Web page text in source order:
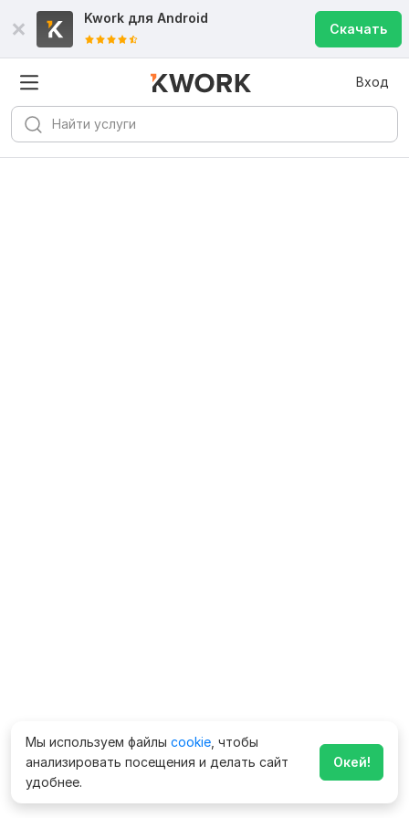
Kwork для Android
Скачать
Вход
Мы используем файлы cookie , чтобы
анализировать посещения и делать сайт
удобнее.
Окей!